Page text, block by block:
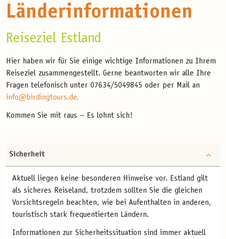
Länderinformationen
Reiseziel Estland
Hier haben wir für Sie einige wichtige Informationen zu Ihrem
Reiseziel zusammengestellt. Gerne beantworten wir alle Ihre
Fragen telefonisch unter 07634/5049845 oder per Mail an
info@birdingtours.de.
Kommen Sie mit raus – Es lohnt sich!
Sicherheit
Aktuell liegen keine besonderen Hinweise vor. Estland gilt
als sicheres Reiseland, trotzdem sollten Sie die gleichen
Vorsichtsregeln beachten, wie bei Aufenthalten in anderen,
touristisch stark frequentierten Ländern.
Informationen zur Sicherheitssituation sind immer aktuell